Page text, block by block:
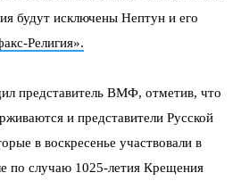
будут исключены Нептун и его
Религия».
представитель ВМФ, отметив, что
и представители Русской
в воскресенье участвовали в
по случаю 1025-летия Крещения